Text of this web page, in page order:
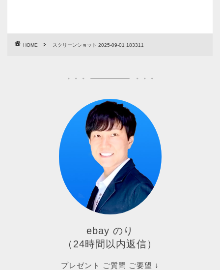
HOME スクリーンショット 2025-09-01 183311
ebay のり
（24時間以内返信）
プレゼント ご質問 ご要望 ↓